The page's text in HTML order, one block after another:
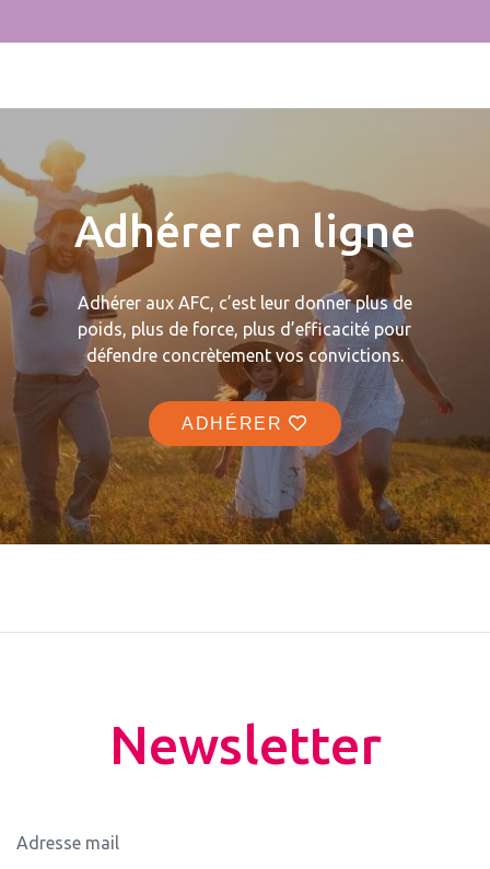
Adhérer en ligne
Adhérer aux AFC, c’est leur donner plus de
poids, plus de force, plus d’efficacité pour
défendre concrètement vos convictions.
ADHÉRER
Newsletter
Adresse mail